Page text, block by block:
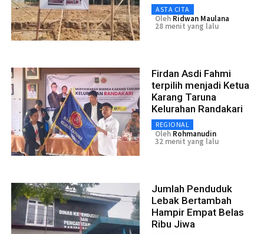
ASTA CITA
Oleh Ridwan Maulana
28 menit yang lalu
Firdan Asdi Fahmi
terpilih menjadi Ketua
Karang Taruna
Kelurahan Randakari
REGIONAL
Oleh Rohmanudin
32 menit yang lalu
Jumlah Penduduk
Lebak Bertambah
Hampir Empat Belas
Ribu Jiwa